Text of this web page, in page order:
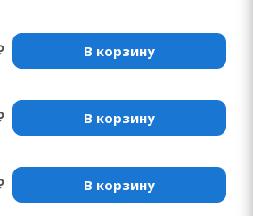
В корзину
В корзину
В корзину